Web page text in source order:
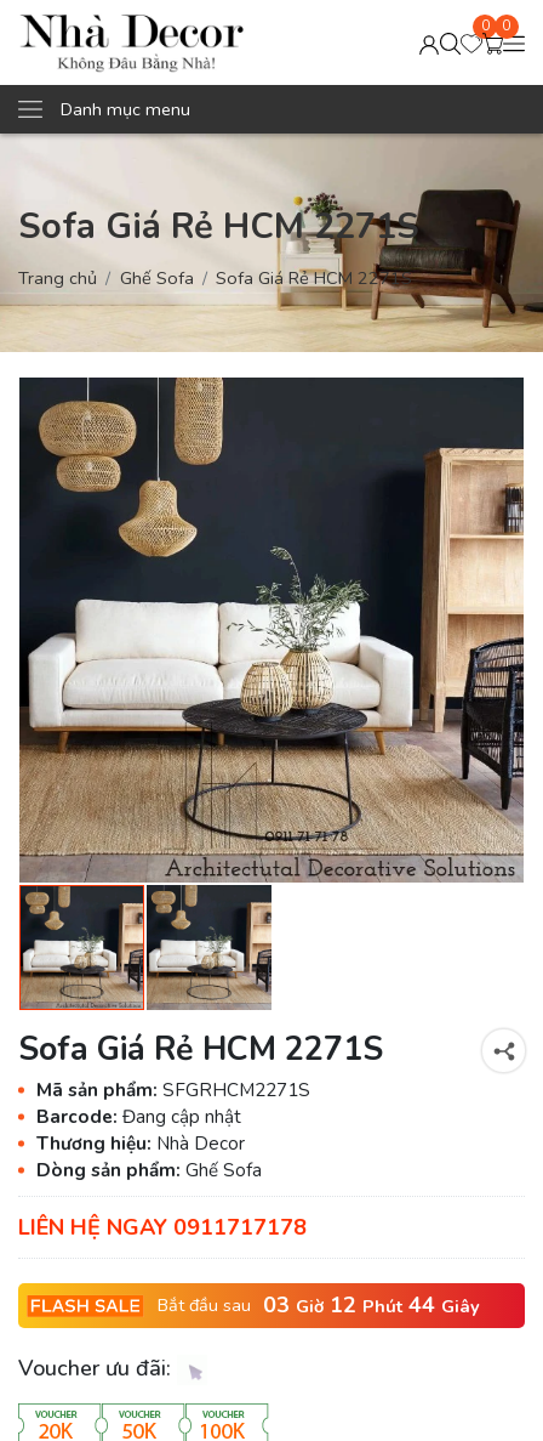
0 0
Danh mục menu
Sofa Giá Rẻ HCM 2271S
Trang chủ Ghế Sofa Sofa Giá Rẻ HCM 2271S
Sofa Giá Rẻ HCM 2271S
Mã sản phẩm: SFGRHCM2271S
Barcode: Đang cập nhật
Thương hiệu: Nhà Decor
Dòng sản phẩm: Ghế Sofa
LIÊN HỆ NGAY 0911717178
Bắt đầu sau 03 Giờ 12 Phút 42 Giây
Voucher ưu đãi: